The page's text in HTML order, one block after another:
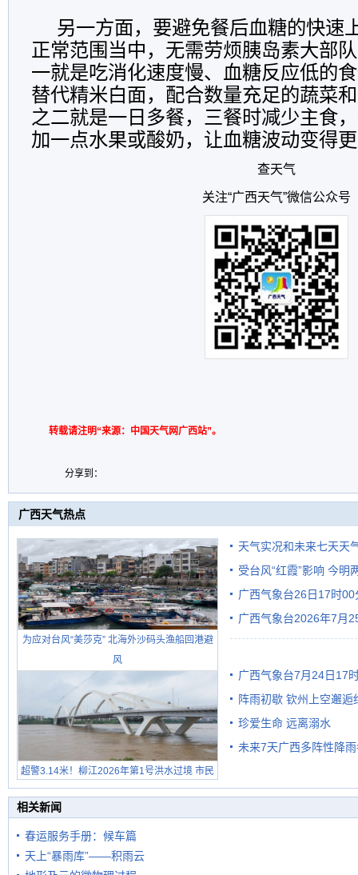
另一方面，要避免餐后血糖的快速
正常范围当中，无需劳烦胰岛素大部
一就是吃消化速度慢、血糖反应低的
替代精米白面，配合数量充足的蔬菜
之二就是一日多餐，三餐时减少主食
加一点水果或酸奶，让血糖波动变得
查天气
关注“广西天气”微信公众号
转载请注明“来源：中国天气网广西站”。
分享到：
广西天气热点
为应对台风“美莎克” 北海外沙码头渔船回港避
风
超警3.14米！柳江2026年第1号洪水过境 市民
在堤岸见证汛况
天气实况和未来七天天
受台风“红霞”影响 今明
有较强降雨
广西气象台26日17时
广西气象台2026年7月
广西气象台7月24日17
阵雨初歇 钦州上空邂逅
珍爱生命 远离溺水
未来7天广西多阵性降
相关新闻
春运服务手册：候车篇
天上“暴雨库”——积雨云